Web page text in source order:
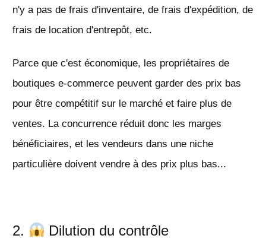
n'y a pas de frais d'inventaire, de frais d'expédition, de
frais de location d'entrepôt, etc.
Parce que c'est économique, les propriétaires de
boutiques e-commerce peuvent garder des prix bas
pour être compétitif sur le marché et faire plus de
ventes. La concurrence réduit donc les marges
bénéficiaires, et les vendeurs dans une niche
particulière doivent vendre à des prix plus bas...
2. Dilution du contrôle